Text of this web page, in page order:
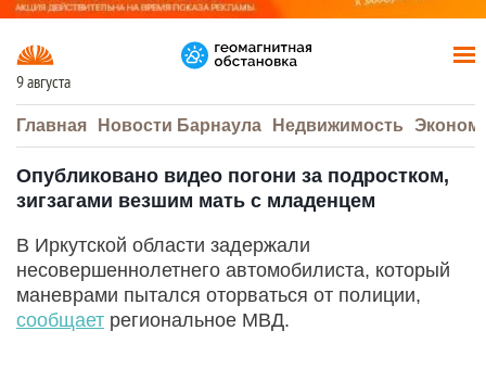
9 августа
Главная Новости Барнаула Недвижимость
Опубликовано видео погони за подростком,
зигзагами везшим мать с младенцем
В Иркутской области задержали
несовершеннолетнего автомобилиста, который
маневрами пытался оторваться от полиции,
сообщает региональное МВД.